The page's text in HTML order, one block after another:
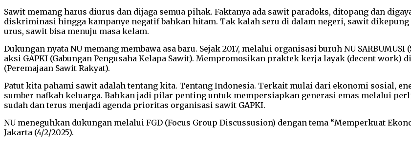
Sawit memang harus diurus dan dijaga semua pihak. Faktanya ada sawit paradoks, ditopang dan
diskriminasi hingga kampanye negatif bahkan hitam. Tak kalah seru di dalam negeri, sawit
urus, sawit bisa menuju masa kelam.
Dukungan nyata NU memang membawa asa baru. Sejak 2017, melalui organisasi buruh NU
aksi GAPKI (Gabungan Pengusaha Kelapa Sawit). Mempromosikan praktek kerja layak (decent work)
(Peremajaan Sawit Rakyat).
Patut kita pahami sawit adalah tentang kita. Tentang Indonesia. Terkait mulai dari ekonomi sosial,
sumber nafkah keluarga. Bahkan jadi pilar penting untuk mempersiapkan generasi emas melalui
sudah dan terus menjadi agenda prioritas organisasi sawit GAPKI.
NU meneguhkan dukungan melalui FGD (Focus Group Discussusion) dengan tema “Memperkuat
Jakarta (4/2/2025).